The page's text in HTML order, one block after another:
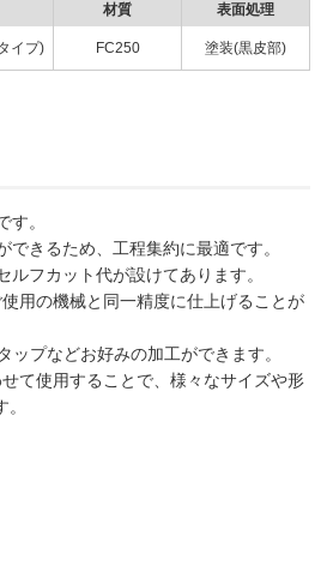
材質 表面処理
イプ) FC250 塗装(黒皮部)
す。
できるため、工程集約に最適です。
フカット代が設けてあります。
用の機械と同一精度に仕上げることが
ップなどお好みの加工ができます。
て使用することで、様々なサイズや形